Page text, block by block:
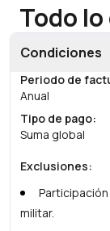
Todo
Condiciones
Periodo de
Anual
Tipo de pago:
Suma global
Exclusiones:
militar.